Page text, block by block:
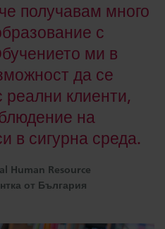
получавам много
с
ми в
да се
клиенти,
на
в сигурна среда.
Human Resource
от България